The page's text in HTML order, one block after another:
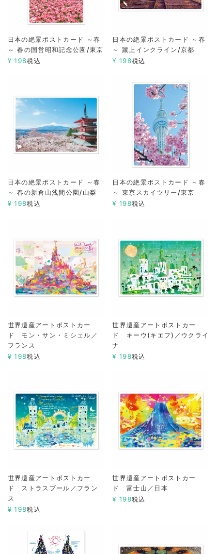
日本の絶景ポストカード ～春
～ 春の国営昭和記念公園/東京
¥ 198税込
日本の絶景ポストカード ～春
～ 蹴上インクライン/京都
¥ 198税込
日本の絶景ポストカード ～春
～ 春の新倉山浅間公園/山梨
¥ 198税込
日本の絶景ポストカード ～春
～ 東京スカイツリー/東京
¥ 198税込
世界遺産アートポストカー
ド モン・サン・ミシェル／
フランス
¥ 198税込
世界遺産アートポストカー
ド キーウ(キエフ)／ウクライ
ナ
¥ 198税込
世界遺産アートポストカー
ド ストラスブール／フラン
ス
¥ 198税込
世界遺産アートポストカー
ド 富士山／日本
¥ 198税込